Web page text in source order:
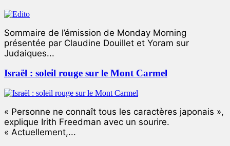
Sommaire de l’émission de Monday Morning
présentée par Claudine Douillet et Yoram sur
Judaiques...
Israël : soleil rouge sur le Mont Carmel
« Personne ne connaît tous les caractères japonais »,
explique Irith Freedman avec un sourire.
« Actuellement,...